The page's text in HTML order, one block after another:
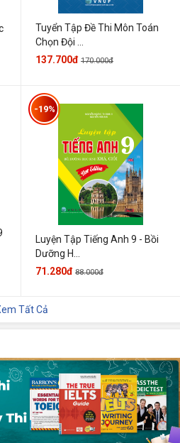
Tuyển Tập Đề Thi Môn Toán
Chọn Đội ...
137.700đ 170.000đ
Luyện Tập Tiếng Anh 9 - Bồi
Dưỡng H...
-19%
71.280đ 88.000đ
Tất Cả